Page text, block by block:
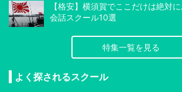
【格安】横須賀でここだけは絶対
会話スクール10選
特集一覧を見る
よく探されるスクール